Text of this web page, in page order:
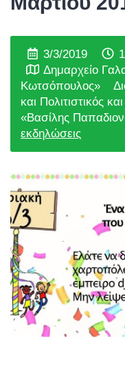
3/3/2019
Δημαρχείο
Κωτσόπουλος»
και Πολιτιστικός
«Βασίλης
εκδηλώσεις